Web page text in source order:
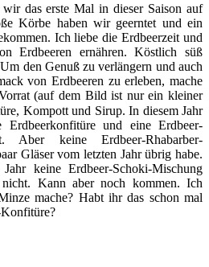
das erste Mal in dieser Saison auf
Körbe haben wir geerntet und ein
Ich liebe die Erdbeerzeit und
Erdbeeren ernähren. Köstlich süß
den Genuß zu verlängern und auch
von Erdbeeren zu erleben, mache
(auf dem Bild ist nur ein kleiner
Kompott und Sirup. In diesem Jahr
und eine Erdbeer-
Aber keine Erdbeer-Rhabarber-
Gläser vom letzten Jahr übrig habe.
keine Erdbeer-Schoki-Mischung
nicht. Kann aber noch kommen. Ich
mache? Habt ihr das schon mal